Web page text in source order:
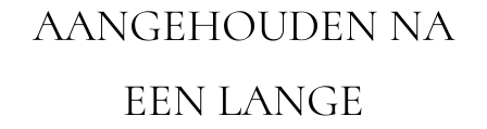
AANGEHOUDEN NA
EEN LANGE